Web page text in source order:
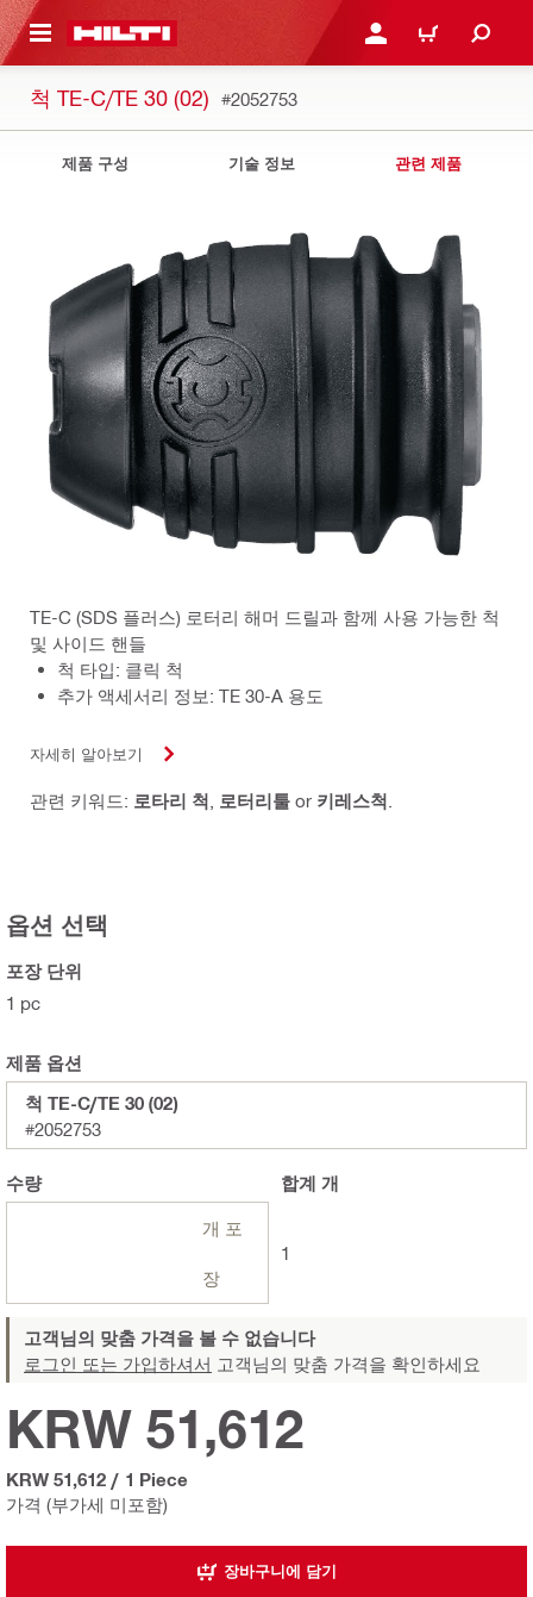
으로 건너뛰기 로그인 또는 회원가입
장바구니
척 TE-C/TE 30 (02) #2052753
제품 구성 기술 정보 관련 제품
TE-C (SDS 플러스) 로터리 해머 드릴과 함께 사용 가능한 척
및 사이드 핸들
척 타입: 클릭 척
추가 액세서리 정보: TE 30-A 용도
자세히 알아보기
관련 키워드: 로타리 척 로터리툴 or 키레스척
옵션 선택
포장 단위
1 pc
제품 옵션
척 TE-C/TE 30 (02)
#2052753
수량
개 포
장
합계 개
1
고객님의 맞춤 가격을 볼 수 없습니다
로그인 또는 가입하셔서 고객님의 맞춤 가격을 확인하세요
가격 (부가세 미포함)
KRW 51,612
KRW 51,612 / 1 Piece
장바구니에 담기